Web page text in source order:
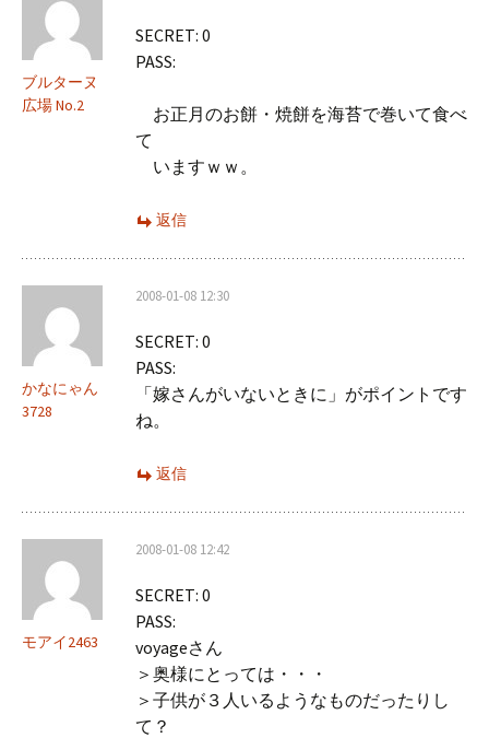
ブルターヌ
広場 No.2
SECRET: 0
PASS:
お正月のお餅・焼餅を海苔で巻いて食べ
て
いますｗｗ。
返信
かなにゃん
3728
2008-01-08 12:30
SECRET: 0
PASS:
「嫁さんがいないときに」がポイントです
ね。
返信
モアイ2463
2008-01-08 12:42
SECRET: 0
PASS:
voyageさん
＞奥様にとっては・・・
＞子供が３人いるようなものだったりし
て？